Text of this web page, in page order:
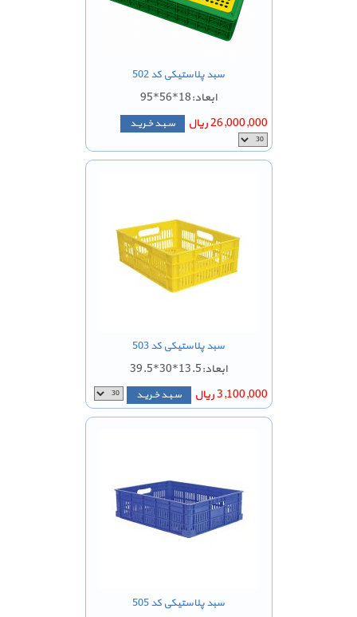
سبد پلاستیکی کد 502
ابعاد:18*56*95
26,000,000 ریال
سـبـد خـریـد
سبد پلاستیکی کد 503
ابعاد:13.5*30*39.5
3,100,000 ریال
سـبـد خـریـد
سبد پلاستیکی کد 505